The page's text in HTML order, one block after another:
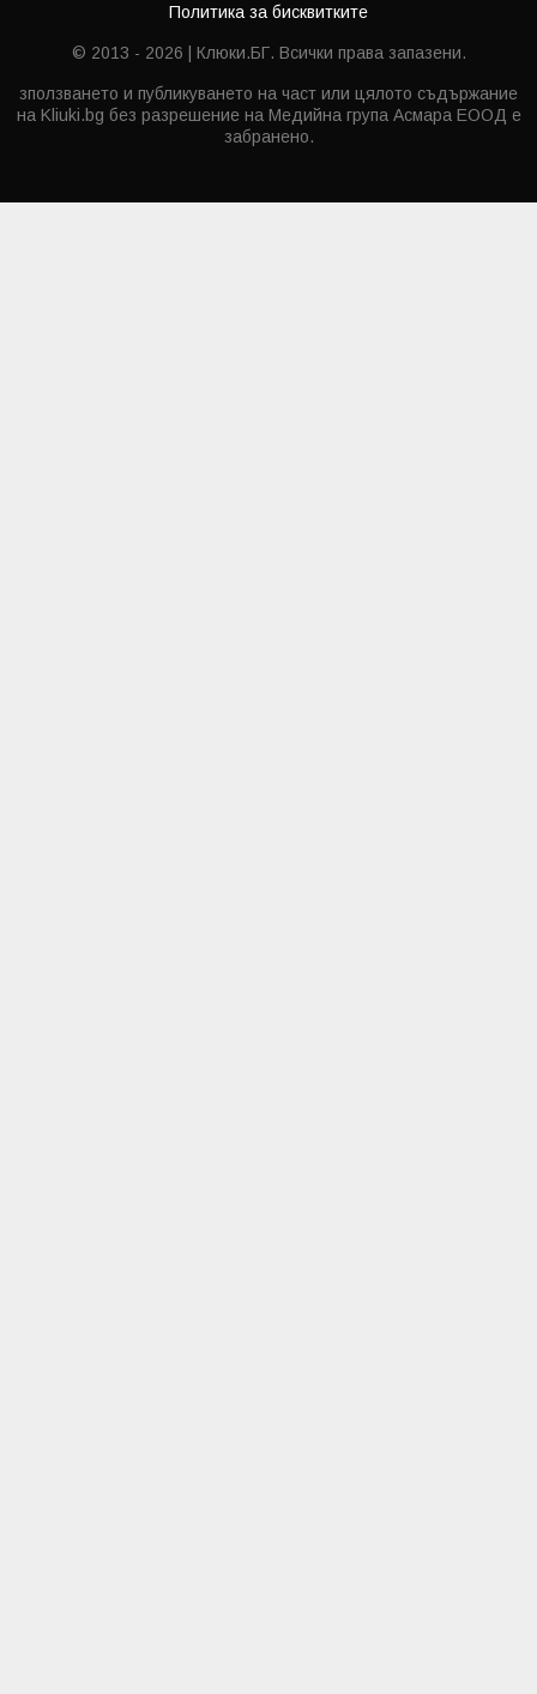
Политика за бисквитките
© 2013 - 2026 | Клюки.БГ. Всички права запазени.
зползването и публикуването на част или цялото съдържание
на Kliuki.bg без разрешение на Медийна група Асмара ЕООД е
забранено.